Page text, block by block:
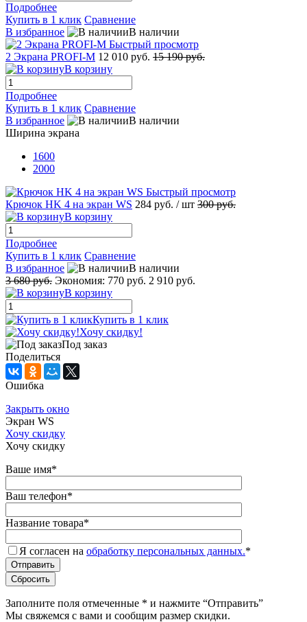
Подробнее
Купить в 1 клик Сравнение
В избранное
В наличии
Быстрый просмотр
2 Экрана PROFI-M 12 010 руб. 15 190 руб.
В корзину
Подробнее
Купить в 1 клик Сравнение
В избранное
В наличии
Ширина экрана
1600
2000
Быстрый просмотр
Крючок HK 4 на экран WS 284 руб. / шт 300 руб.
В корзину
Подробнее
Купить в 1 клик Сравнение
В избранное
В наличии
3 680 руб. Экономия: 770 руб. 2 910 руб.
В корзину
Купить в 1 клик
Хочу скидку!
Под заказ
Поделиться
Ошибка
Закрыть окно
Экран WS
Хочу скидку
Хочу скидку
Ваше имя*
Ваш телефон*
Название товара*
Я согласен на обработку персональных данных.*
Заполните поля отмеченные * и нажмите “Отправить”
Мы свяжемся с вами и сообщим размер скидки.